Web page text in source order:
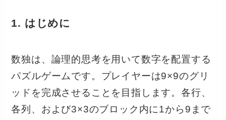
1. はじめに
数独は、論理的思考を用いて数字を配置する
パズルゲームです。プレイヤーは9×9のグリ
ッドを完成させることを目指します。各行、
各列、および3×3のブロック内に1から9まで